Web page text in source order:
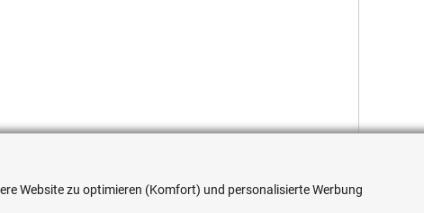
Website zu optimieren (Komfort) und personalisierte Werbung